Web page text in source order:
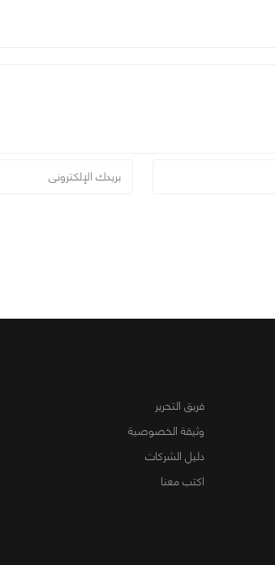
فريق التحرير
وثيقة الخصوصية
دليل الشركات
اكتب معنا